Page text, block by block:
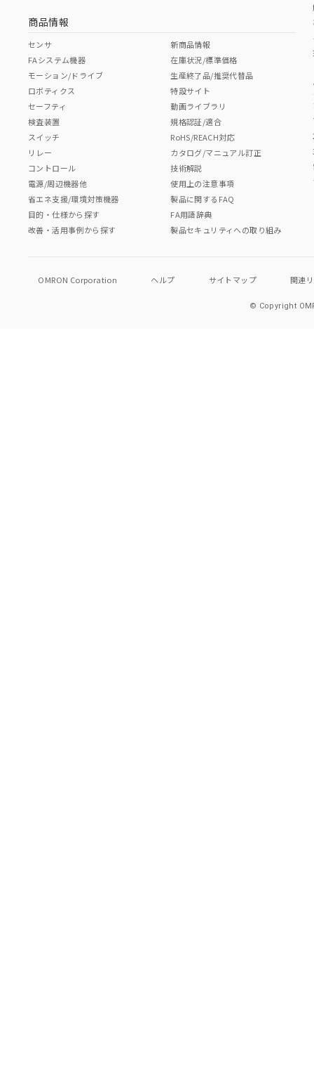
商品情報
センサ
FAシステム機器
モーション/ドライブ
ロボティクス
セーフティ
検査装置
スイッチ
リレー
コントロール
電源/周辺機器他
省エネ支援/環境対策機器
目的・仕様から探す
改善・活用事例から探す
新商品情報
在庫状況/標準価格
生産終了品/推奨代替品
特設サイト
動画ライブラリ
規格認証/適合
RoHS/REACH対応
カタログ/マニュアル訂正
技術解説
使用上の注意事項
製品に関するFAQ
FA用語辞典
製品セキュリティへの取り組み
OMRON Corporation ヘルプ サイトマップ 関連
© Copyright